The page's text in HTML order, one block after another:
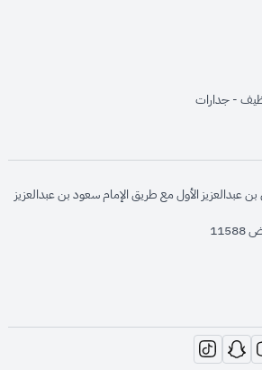
opens in
opens in
opens
opens in
opens in new
- جداراتopens in new window
عبدالعزيز الأول مع طريق الإمام سعود بن عبدالعزيز
opens
opens in new
opens in new
opens in new window
opens in new window